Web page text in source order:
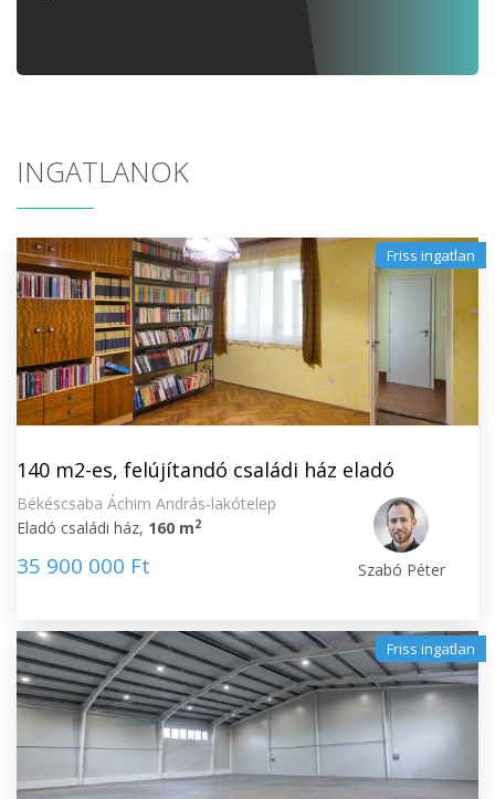
INGATLANOK
Friss ingatlan
140 m2-es, felújítandó családi ház eladó
Békéscsaba Áchim András-lakótelep
Eladó családi ház, 160 m2
35 900 000 Ft Szabó Péter
Friss ingatlan